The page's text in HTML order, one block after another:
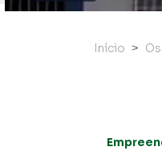
Início